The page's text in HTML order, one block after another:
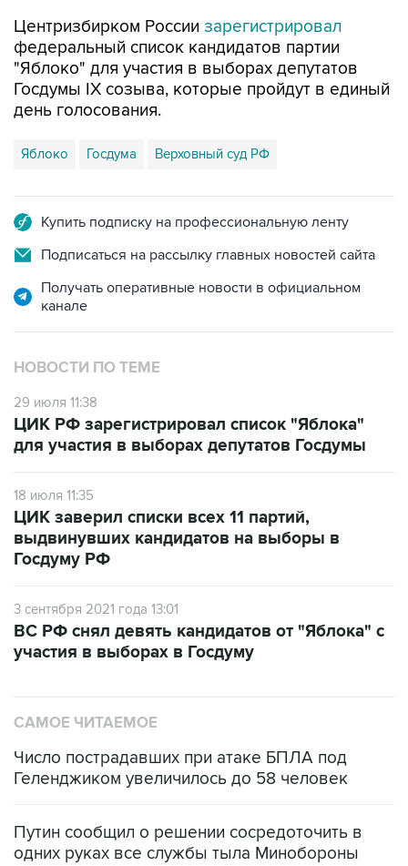
Центризбирком России зарегистрировал
федеральный список кандидатов партии
"Яблоко" для участия в выборах депутатов
Госдумы IX созыва, которые пройдут в единый
день голосования.
Яблоко Госдума Верховный суд РФ
Купить подписку на профессиональную ленту
Подписаться на рассылку главных новостей сайта
Получать оперативные новости в официальном
канале
НОВОСТИ ПО ТЕМЕ
29 июля 11:38
ЦИК РФ зарегистрировал список "Яблока"
для участия в выборах депутатов Госдумы
18 июля 11:35
ЦИК заверил списки всех 11 партий,
выдвинувших кандидатов на выборы в
Госдуму РФ
3 сентября 2021 года 13:01
ВС РФ снял девять кандидатов от "Яблока" с
участия в выборах в Госдуму
САМОЕ ЧИТАЕМОЕ
Число пострадавших при атаке БПЛА под
Геленджиком увеличилось до 58 человек
Путин сообщил о решении сосредоточить в
одних руках все службы тыла Минобороны